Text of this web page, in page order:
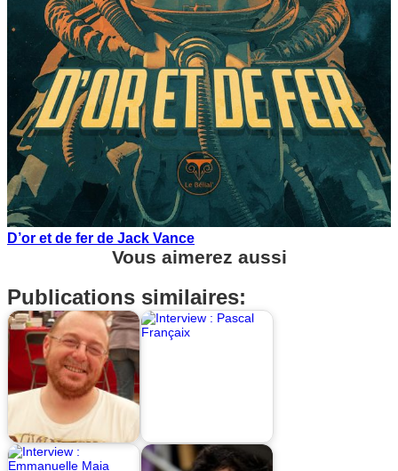
D’or et de fer de Jack Vance
Vous aimerez aussi
Publications similaires: